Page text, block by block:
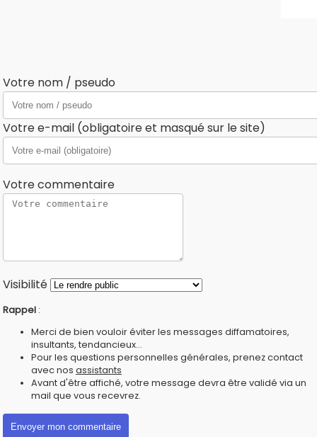
Votre nom / pseudo
Votre e-mail (obligatoire et masqué sur le site)
Votre commentaire
Visibilité
Rappel :
Merci de bien vouloir éviter les messages diffamatoires,
insultants, tendancieux...
Pour les questions personnelles générales, prenez contact
avec nos assistants
Avant d'être affiché, votre message devra être validé via un
mail que vous recevrez.